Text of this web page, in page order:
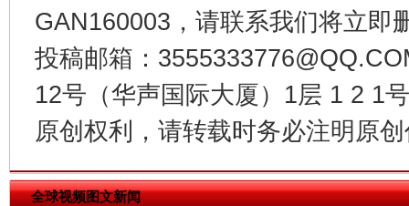
GAN160003，请联系我们将立即
投稿邮箱：
12号（华声国际大厦）1层 1 2 1
原创权利，请转载时务必注明原
全球视频图文新闻
在谋一域中谋全局
今